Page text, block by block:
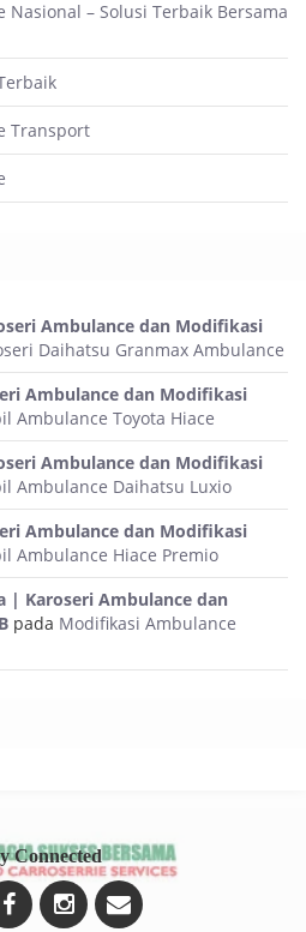
– Solusi Terbaik Bersama
Transport
Ambulance dan Modifikasi
Daihatsu Granmax Ambulance
Ambulance dan Modifikasi
Ambulance Toyota Hiace
Ambulance dan Modifikasi
Ambulance Daihatsu Luxio
Ambulance dan Modifikasi
Ambulance Hiace Premio
| Karoseri Ambulance dan
pada Modifikasi Ambulance
Connected